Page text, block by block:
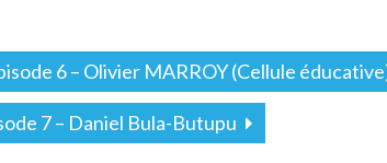
6 – Olivier MARROY (Cellule
7 – Daniel Bula-Butupu